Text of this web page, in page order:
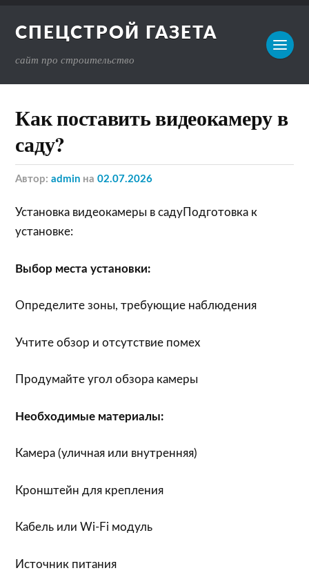
СПЕЦСТРОЙ ГАЗЕТА
сайт про строительство
Как поставить видеокамеру в
саду?
Автор:admin на02.07.2026
Установка видеокамеры в садуПодготовка к
установке:
Выбор места установки:
Определите зоны, требующие наблюдения
Учтите обзор и отсутствие помех
Продумайте угол обзора камеры
Необходимые материалы:
Камера (уличная или внутренняя)
Кронштейн для крепления
Кабель или Wi-Fi модуль
Источник питания